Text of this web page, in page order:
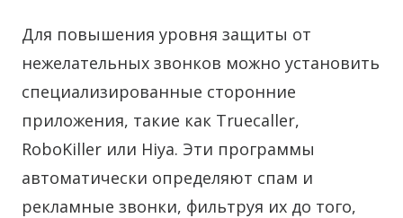
Для повышения уровня защиты от
нежелательных звонков можно установить
специализированные сторонние
приложения, такие как Truecaller,
RoboKiller или Hiya. Эти программы
автоматически определяют спам и
рекламные звонки, фильтруя их до того,